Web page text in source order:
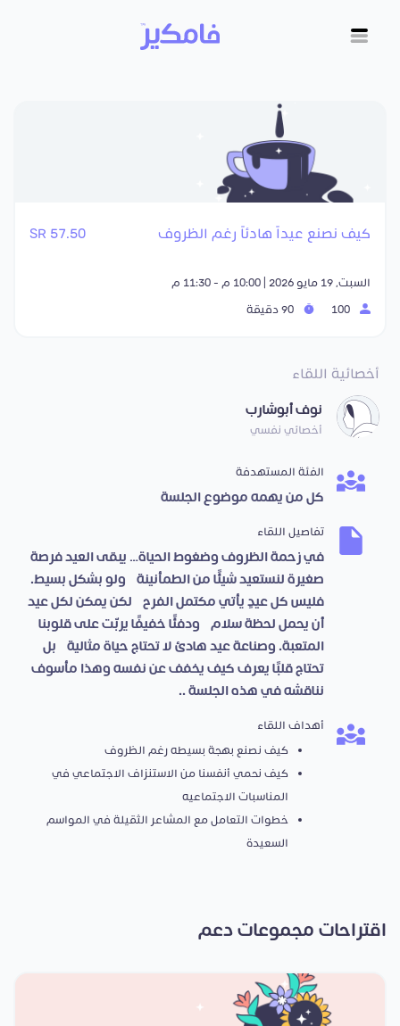
كيف نصنع عيداً هادئاً رغم الظروف 57.50 SR
السبت, 19 مايو 2026 | 10:00 م - 11:30 م
أخصائية اللقاء
نوف أبوشارب
أخصائي نفسي
الفئة المستهدفة
كل من يهمه موضوع الجلسة
تفاصيل اللقاء
في زحمة الظروف وضغوط الحياة… يبقى العيد فرصة
صغيرة لنستعيد شيئًا من الطمأنينة، ولو بشكل بسيط.
فليس كل عيدٍ يأتي مكتمل الفرح، لكن يمكن لكل عيد
أن يحمل لحظة سلام، ودفئًا خفيفًا يربّت على قلوبنا
المتعبة. وصناعة عيد هادئ لا تحتاج حياة مثالية، بل
تحتاج قلبًا يعرف كيف يخفف عن نفسه وهذا مأسوف
نناقشه في هذه الجلسة ..
أهداف اللقاء
كيف نصنع بهجة بسيطه رغم الظروف
كيف نحمي أنفسنا من الاستنزاف الاجتماعي في
المناسبات الاجتماعيه
خطوات التعامل مع المشاعر الثقيلة في المواسم
السعيدة
اقتراحات مجموعات دعم